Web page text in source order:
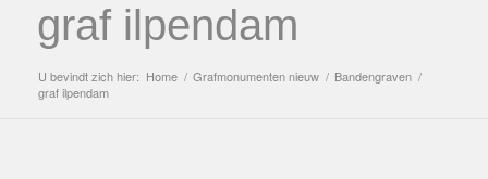
graf ilpendam
U bevindt zich hier: Home / Grafmonumenten nieuw / Bandengraven /
graf ilpendam